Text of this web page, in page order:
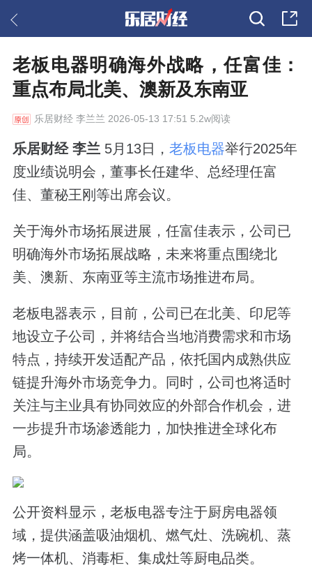
老板电器明确海外战略，任富佳：
重点布局北美、澳新及东南亚
乐居财经李兰兰 2026-05-13 17:51 5.2w阅读
乐居财经 李兰 5月13日， 老板电器举行2025年
度业绩说明会，董事长任建华、总经理任富
佳、董秘王刚等出席会议。
关于海外市场拓展进展，任富佳表示，公司已
明确海外市场拓展战略，未来将重点围绕北
美、澳新、东南亚等主流市场推进布局。
老板电器表示，目前，公司已在北美、印尼等
地设立子公司，并将结合当地消费需求和市场
特点，持续开发适配产品，依托国内成熟供应
链提升海外市场竞争力。同时，公司也将适时
关注与主业具有协同效应的外部合作机会，进
一步提升市场渗透能力，加快推进全球化布
局。
公开资料显示，老板电器专注于厨房电器领
域，提供涵盖吸油烟机、燃气灶、洗碗机、蒸
烤一体机、消毒柜、集成灶等厨电品类。